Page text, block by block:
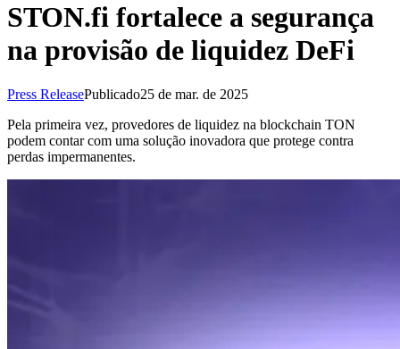
STON.fi fortalece a segurança
na provisão de liquidez DeFi
Press ReleasePublicado25 de mar. de 2025
Pela primeira vez, provedores de liquidez na blockchain TON
podem contar com uma solução inovadora que protege contra
perdas impermanentes.